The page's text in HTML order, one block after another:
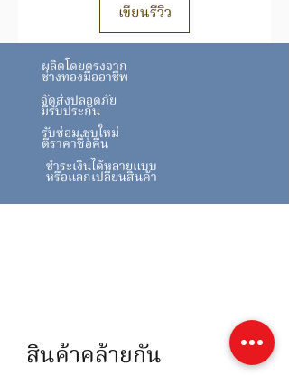
https://www.tmkgold.com/faq
เขียนรีวิว
ผลิตโดยตรงจาก
ช่างทองมืออาชีพ
จัดส่งปลอดภัย
มีรับประกัน
รับซ่อม ชุบใหม่
ตีราคาซื้อคืน
ชำระเงินได้หลายแบบ
หรือแลกเปลี่ยนสินค้า
สินค้าคล้ายกัน